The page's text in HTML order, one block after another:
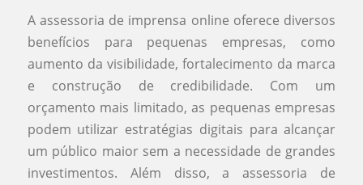
A assessoria de imprensa online oferece diversos
benefícios para pequenas empresas, como
aumento da visibilidade, fortalecimento da marca
e construção de credibilidade. Com um
orçamento mais limitado, as pequenas empresas
podem utilizar estratégias digitais para alcançar
um público maior sem a necessidade de grandes
investimentos. Além disso, a assessoria de